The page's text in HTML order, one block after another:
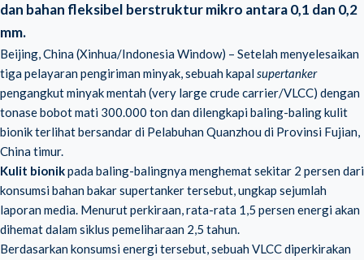
dan bahan fleksibel berstruktur mikro antara 0,1 dan 0,2
mm.
Beijing, China (Xinhua/Indonesia Window) – Setelah menyelesaikan
tiga pelayaran pengiriman minyak, sebuah kapalsupertanker
pengangkut minyak mentah (very large crude carrier/VLCC) dengan
tonase bobot mati 300.000 ton dan dilengkapi baling-baling kulit
bionik terlihat bersandar di Pelabuhan Quanzhou di Provinsi Fujian,
China timur.
Kulit bionikpada baling-balingnya menghemat sekitar 2 persen dari
konsumsi bahan bakar supertanker tersebut, ungkap sejumlah
laporan media. Menurut perkiraan, rata-rata 1,5 persen energi akan
dihemat dalam siklus pemeliharaan 2,5 tahun.
Berdasarkan konsumsi energi tersebut, sebuah VLCC diperkirakan